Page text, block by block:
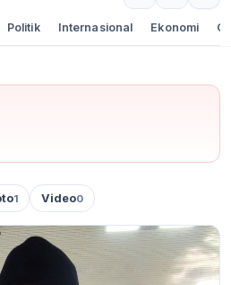
Politik Internasional Ekonomi
1 Video0